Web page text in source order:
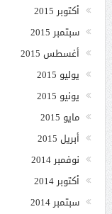
أكتوبر 2015
سبتمبر 2015
أغسطس 2015
يوليو 2015
يونيو 2015
مايو 2015
أبريل 2015
نوفمبر 2014
أكتوبر 2014
سبتمبر 2014